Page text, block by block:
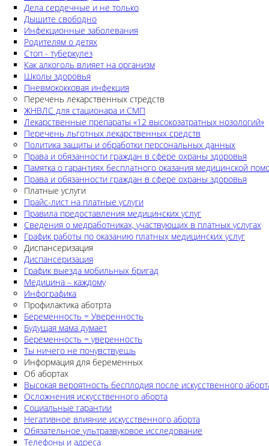
Дела сердечные и не только
Дышите свободно
Инфекционные заболевания
Родителям о детях
Стоп - туберкулез
Как алкоголь влияет на организм
Школы здоровья
Пневмококковая инфекция
Перечень лекарственных стредств
ЖНВЛС для стационара и СМП
Лекарственные препараты «12 высокозатратных нозологий»
Перечень льготных лекарственных средств
Политика защиты и обработки персональных данных
Права и обязанности граждан в сфере охраны здоровья
Памятка о гарантиях бесплатного оказания медицинской
Права и обязанности граждан в сфере охраны здоровья
Платные услуги
Прайс-лист на платные услуги
Правила предоставления медицинских услуг
Сведения о медработниках, участвующих в платных услугах
График работы по оказанию платных медицинских услуг
Диспансеризация
Диспансеризация
График выезда мобильных бригад
Медицина – каждому
Инфографика
Профилактика аботрта
Беременность = Уверенность
Будущая мама думает
Беременность = уверенность
Ты ничего не почувствуешь
Информация для беременных
Об абортах
Высокая вероятность бесплодия после искусственного
Осложнения искусственного аборта
Социальные гарантии
Негативное влияние искусственного аборта
Обязательное ультразвуковое исследование
Телефоны и адреса